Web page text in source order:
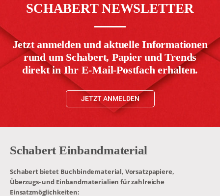
SCHABERT NEWSLETTER
Jetzt anmelden und aktuelle Informationen
rund um Schabert, Papier und Trends
direkt in Ihr E-Mail-Postfach erhalten.
JETZT ANMELDEN
Schabert Einbandmaterial
Schabert bietet Buchbindematerial, Vorsatzpapiere,
Überzugs- und Einbandmaterialien für zahlreiche
Einsatzmöglichkeiten: